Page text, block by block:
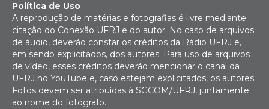
Política de Uso
A reprodução de matérias e fotografias é livre mediante
citação do Conexão UFRJ e do autor. No caso de arquivos
de áudio, deverão constar os créditos da Rádio UFRJ e,
em sendo explicitados, dos autores. Para uso de arquivos
de vídeo, esses créditos deverão mencionar o canal da
UFRJ no YouTube e, caso estejam explicitados, os autores.
Fotos devem ser atribuídas à SGCOM/UFRJ, juntamente
ao nome do fotógrafo.